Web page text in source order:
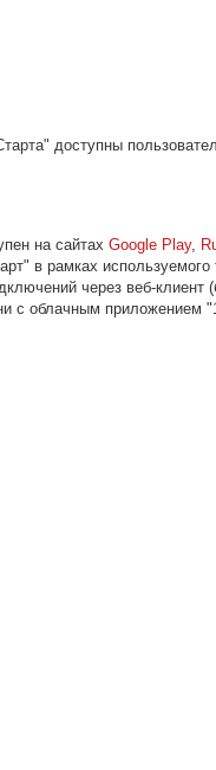
доступны
на сайтах Goоgle Play,
в рамках
через веб-
облачным приложением